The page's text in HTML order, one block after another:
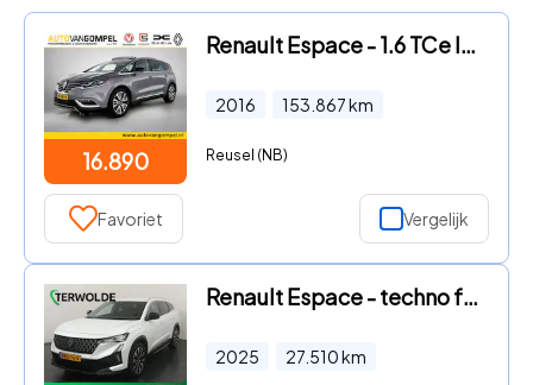
16.890
Renault Espace - 1.6 TCe Initiale Paris 5p. | 1e EIGENAAR | DEALER ONDERHOUDE
2016 153.867km
Reusel (NB)
Favoriet Vergelijk
Renault Espace - techno full hybrid E-Tech 200 - 7 zitplaatsen | Stoel-, Stuu
2025 27.510km